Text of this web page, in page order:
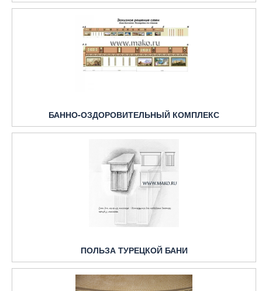
БАННО-ОЗДОРОВИТЕЛЬНЫЙ КОМПЛЕКС
ПОЛЬЗА ТУРЕЦКОЙ БАНИ